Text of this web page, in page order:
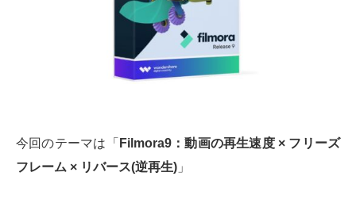
今回のテーマは「 Filmora9：動画の再生速度 × フリーズ
フレーム × リバース(逆再生) 」